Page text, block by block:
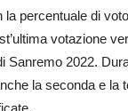
la percentuale di
votazione
Sanremo 2022.
la seconda e la